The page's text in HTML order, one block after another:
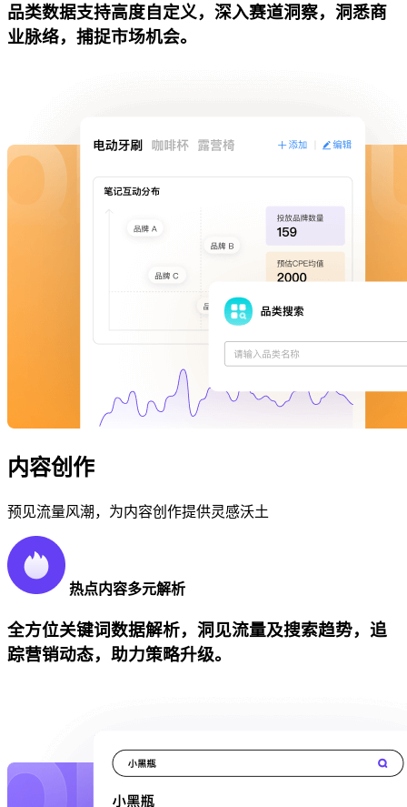
品类数据支持高度自定义，深入赛道洞察，洞悉商
业脉络，捕捉市场机会。
内容创作
预见流量风潮，为内容创作提供灵感沃土
热点内容多元解析
全方位关键词数据解析，洞见流量及搜索趋势，追
踪营销动态，助力策略升级。